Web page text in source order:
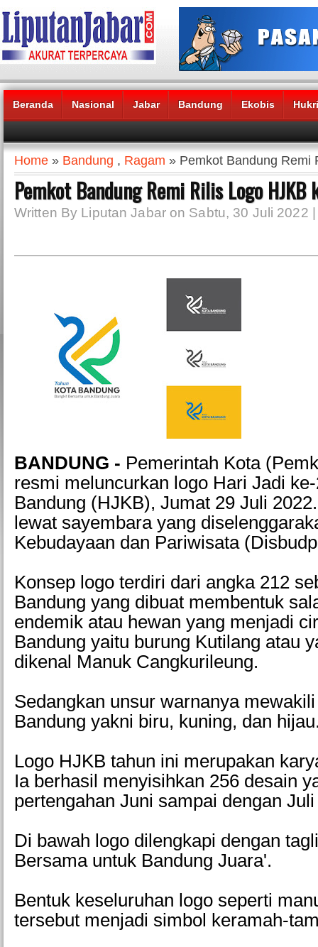
Beranda Nasional Jabar Bandung Ekobis
Headlines News :
Home » Bandung , Ragam » Pemkot Bandung Remi
Pemkot Bandung Remi Rilis Logo HJKB
Written By Liputan Jabar on Sabtu, 30 Juli 2022
BANDUNG - Pemerintah Kota
resmi meluncurkan logo Hari Jadi
Bandung (HJKB), Jumat 29 Juli
lewat sayembara yang
Kebudayaan dan Pariwisata
Konsep logo terdiri dari angka 212
Bandung yang dibuat membentuk
endemik atau hewan yang menjadi
Bandung yaitu burung Kutilang atau
dikenal Manuk Cangkurileung.
Sedangkan unsur warnanya
Bandung yakni biru, kuning, dan
Logo HJKB tahun ini merupakan
Ia berhasil menyisihkan 256 desain
pertengahan Juni sampai dengan
Di bawah logo dilengkapi dengan
Bersama untuk Bandung Juara'.
Bentuk keseluruhan logo seperti
tersebut menjadi simbol keramah-